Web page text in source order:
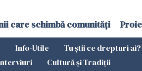
care schimbă comunități
Info-Utile Tu știi ce drepturi ai?
Cultură și Tradiții